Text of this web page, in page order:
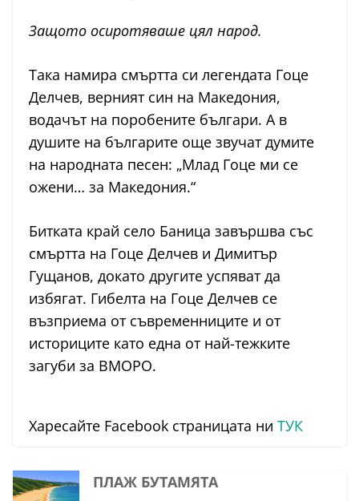
Защото осиротяваше цял народ.
Така намира смъртта си легендата Гоце
Делчев, верният син на Македония,
водачът на поробените българи. А в
душите на българите още звучат думите
на народната песен: „Млад Гоце ми се
ожени… за Македония.“
Битката край село Баница завършва със
смъртта на Гоце Делчев и Димитър
Гущанов, докато другите успяват да
избягат. Гибелта на Гоце Делчев се
възприема от съвременниците и от
историците като една от най-тежките
загуби за ВМОРО.
Харесайте Facebook страницата ни ТУК
ПЛАЖ БУТАМЯТА